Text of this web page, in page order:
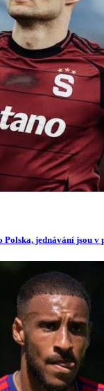
Polska, jednávání jsou v